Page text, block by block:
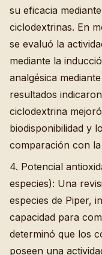
su eficacia
ciclodextrinas. En
se evaluó la
mediante la
analgésica
resultados
ciclodextrina
biodisponibilidad y
comparación con
4. Potencial
especies): Una
especies de Piper,
capacidad para
determinó que los
poseen una